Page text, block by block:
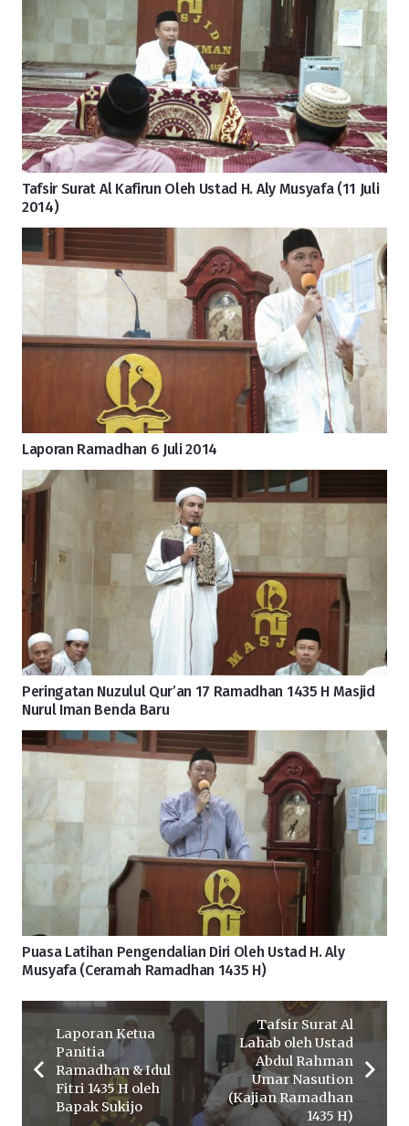
Tafsir Surat Al Kafirun Oleh Ustad H. Aly Musyafa (11 Juli
2014)
Laporan Ramadhan 6 Juli 2014
Peringatan Nuzulul Qur’an 17 Ramadhan 1435 H Masjid
Nurul Iman Benda Baru
Puasa Latihan Pengendalian Diri Oleh Ustad H. Aly
Musyafa (Ceramah Ramadhan 1435 H)
Laporan Ketua
Panitia
Ramadhan & Idul
Fitri 1435 H oleh
Bapak Sukijo
Tafsir Surat Al
Lahab oleh Ustad
Abdul Rahman
Umar Nasution
(Kajian Ramadhan
1435 H)